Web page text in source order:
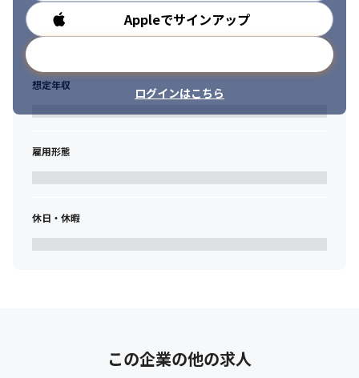
Appleでサインアップ
ログインはこちら
勤務時間
想定年収
雇用形態
休日・休暇
この企業の他の求人